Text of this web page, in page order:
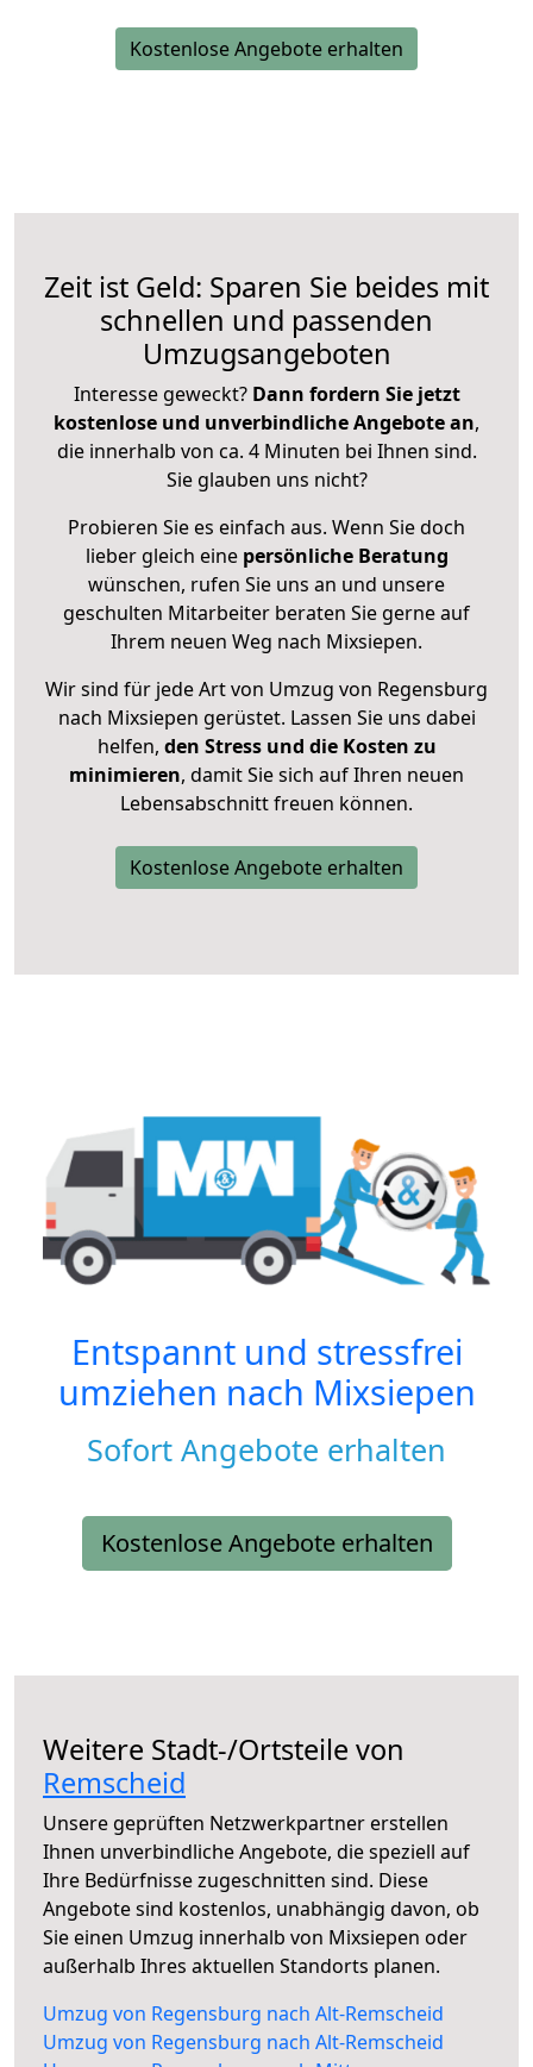
Kostenlose Angebote erhalten
Zeit ist Geld: Sparen Sie beides mit
schnellen und passenden
Umzugsangeboten
Interesse geweckt? Dann fordern Sie jetzt
kostenlose und unverbindliche Angebote an,
die innerhalb von ca. 4 Minuten bei Ihnen sind.
Sie glauben uns nicht?
Probieren Sie es einfach aus. Wenn Sie doch
lieber gleich eine persönliche Beratung
wünschen, rufen Sie uns an und unsere
geschulten Mitarbeiter beraten Sie gerne auf
Ihrem neuen Weg nach Mixsiepen.
Wir sind für jede Art von Umzug von Regensburg
nach Mixsiepen gerüstet. Lassen Sie uns dabei
helfen, den Stress und die Kosten zu
minimieren, damit Sie sich auf Ihren neuen
Lebensabschnitt freuen können.
Kostenlose Angebote erhalten
Entspannt und stressfrei
umziehen nach Mixsiepen
Sofort Angebote erhalten
Kostenlose Angebote erhalten
Weitere Stadt-/Ortsteile von
Remscheid
Unsere geprüften Netzwerkpartner erstellen
Ihnen unverbindliche Angebote, die speziell auf
Ihre Bedürfnisse zugeschnitten sind. Diese
Angebote sind kostenlos, unabhängig davon, ob
Sie einen Umzug innerhalb von Mixsiepen oder
außerhalb Ihres aktuellen Standorts planen.
Umzug von Regensburg nach Alt-Remscheid
Umzug von Regensburg nach Alt-Remscheid